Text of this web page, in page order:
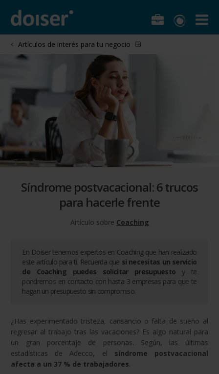
Artículos de interés para tu negocio
Síndrome postvacacional: 6 trucos
para hacerle frente
Artículo sobre Coaching
En Doiser tenemos expertos en Coachingque han realizado
este artículo para ti. Recuerda que si necesitas un servicio
de Coachingpuedes solicitar presupuesto y te
pondremos en contacto con hasta 3 empresas para que te
hagan un presupuesto sin compromiso.
¿Has experimentado tristeza, cansancio o falta de sueño al
regresar al trabajo tras las vacaciones? Es algo natural para
un gran porcentaje de personas. Según, las últimas
estadísticas de Adecco, el síndrome postvacacional
afecta a un 37 % de trabajadores.